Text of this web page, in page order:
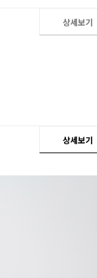
상세보기
상세보기